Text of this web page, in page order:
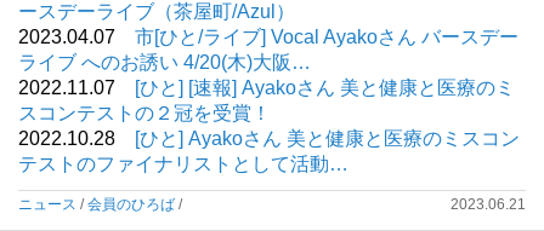
ースデーライブ（茶屋町/Azul）
2023.04.07 市[ひと/ライブ] Vocal Ayakoさん バースデー
ライブ へのお誘い 4/20(木)大阪…
2022.11.07
[ひと] [速報] Ayakoさん 美と健康と医療のミ
スコンテストの２冠を受賞！
2022.10.28
[ひと] Ayakoさん 美と健康と医療のミスコン
テストのファイナリストとして活動…
ニュース /会員のひろば / 2023.06.21